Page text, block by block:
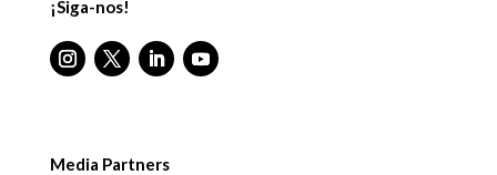
¡Siga-nos!
Media Partners